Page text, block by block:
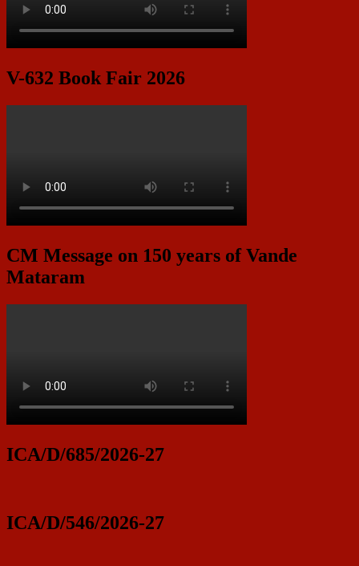
V-632 Book Fair 2026
CM Message on 150 years of Vande
Mataram
ICA/D/685/2026-27
ICA/D/546/2026-27